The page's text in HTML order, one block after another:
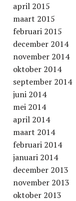
april 2015
maart 2015
februari 2015
december 2014
november 2014
oktober 2014
september 2014
juni 2014
mei 2014
april 2014
maart 2014
februari 2014
januari 2014
december 2013
november 2013
oktober 2013